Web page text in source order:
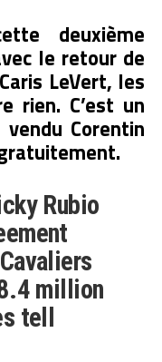
deuxième
le retour de
LeVert, les
rien. C’est un
Corentin
Rubio
million
tell